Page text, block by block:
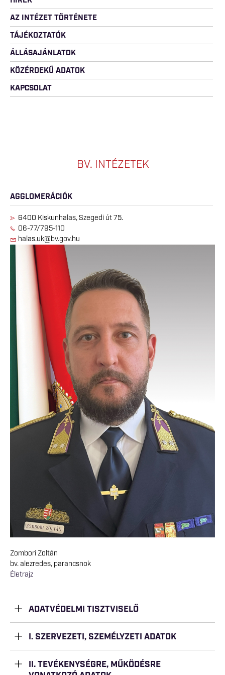
AZ INTÉZET TÖRTÉNETE
TÁJÉKOZTATÓK
ÁLLÁSAJÁNLATOK
KÖZÉRDEKŰ ADATOK
KAPCSOLAT
BV. INTÉZETEK
AGGLOMERÁCIÓK
6400 Kiskunhalas, Szegedi út 75.
06-77/795-110
halas.uk@bv.gov.hu
Zombori Zoltán
bv. alezredes, parancsnok
Életrajz
ADATVÉDELMI TISZTVISELŐ
I. SZERVEZETI, SZEMÉLYZETI ADATOK
II. TEVÉKENYSÉGRE, MŰKÖDÉSRE